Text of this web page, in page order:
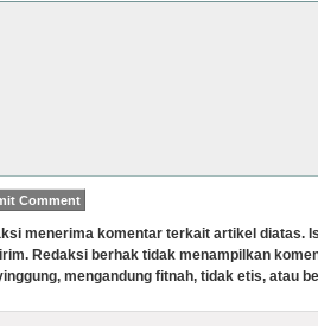
menerima komentar terkait artikel diatas.
Redaksi berhak tidak menampilkan
mengandung fitnah, tidak etis, atau